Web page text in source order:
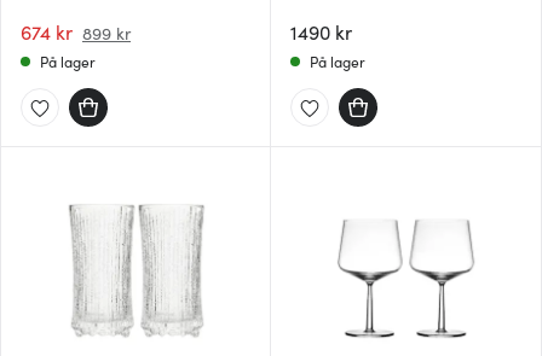
674 kr 899 kr
På lager
1490 kr
På lager